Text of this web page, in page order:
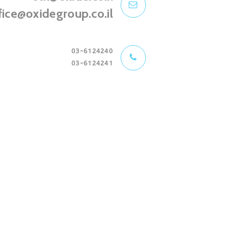
03-6124240
03-6124241